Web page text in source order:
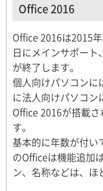
Office 2016
Office 2016は2015
日にメインサポー
が終了します。
個人向けパソコンに
に法人向けパソコ
Office 2016が搭載
す。
基本的に年数が付い
のOfficeは機能追加
ン、名称などは、ほ